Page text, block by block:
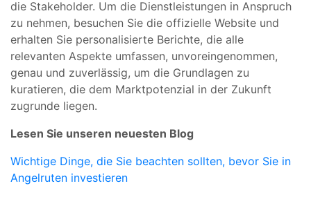
die Stakeholder. Um die Dienstleistungen in Anspruch
zu nehmen, besuchen Sie die offizielle Website und
erhalten Sie personalisierte Berichte, die alle
relevanten Aspekte umfassen, unvoreingenommen,
genau und zuverlässig, um die Grundlagen zu
kuratieren, die dem Marktpotenzial in der Zukunft
zugrunde liegen.
Lesen Sie unseren neuesten Blog
Wichtige Dinge, die Sie beachten sollten, bevor Sie in
Angelruten investieren